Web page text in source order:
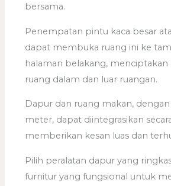
bersama.
Penempatan pintu kaca besar
dapat membuka ruang ini ke
halaman belakang, menciptakan
ruang dalam dan luar ruangan.
Dapur dan ruang makan,
meter, dapat diintegrasikan
memberikan kesan luas dan
Pilih peralatan dapur yang
furnitur yang fungsional untuk